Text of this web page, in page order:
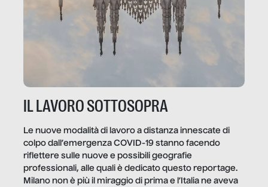
IL LAVORO SOTTOSOPRA
Le nuove modalità di lavoro a distanza innescate di
colpo dall’emergenza COVID-19 stanno facendo
riflettere sulle nuove e possibili geografie
professionali, alle quali è dedicato questo reportage.
Milano non è più il miraggio di prima e l’Italia ne aveva